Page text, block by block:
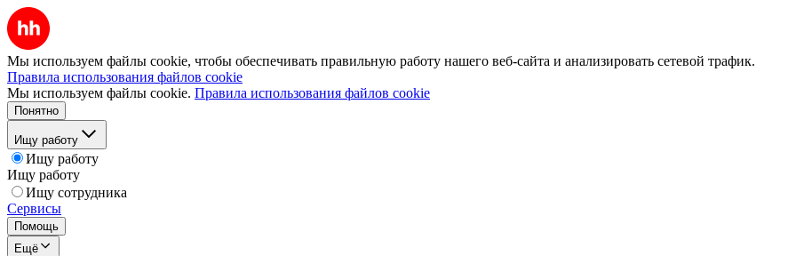
Мы используем файлы cookie, чтобы обеспечивать правильную работу нашего веб-сайта и анализировать сетевой трафик.
Правила использования файлов cookie
Мы используем файлы cookie. Правила использования файлов cookie
Понятно
Ищу работу
Ищу работу
Ищу работу
Ищу сотрудника
Сервисы
Помощь
Ещё